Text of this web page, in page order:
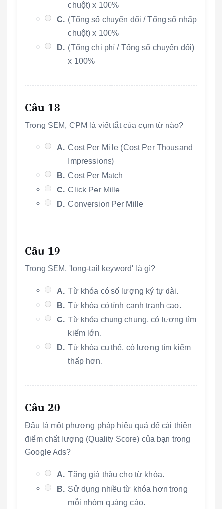
chuột) x 100%
C. (Tổng số chuyển đổi / Tổng số nhấp
chuột) x 100%
D. (Tổng chi phí / Tổng số chuyển đổi)
x 100%
Câu 18
Trong SEM, CPM là viết tắt của cụm từ nào?
A. Cost Per Mille (Cost Per Thousand
Impressions)
B. Cost Per Match
C. Click Per Mille
D. Conversion Per Mille
Câu 19
Trong SEM, 'long-tail keyword' là gì?
A. Từ khóa có số lượng ký tự dài.
B. Từ khóa có tính cạnh tranh cao.
C. Từ khóa chung chung, có lượng tìm
kiếm lớn.
D. Từ khóa cụ thể, có lượng tìm kiếm
thấp hơn.
Câu 20
Đâu là một phương pháp hiệu quả để cải thiện
điểm chất lượng (Quality Score) của bạn trong
Google Ads?
A. Tăng giá thầu cho từ khóa.
B. Sử dụng nhiều từ khóa hơn trong
mỗi nhóm quảng cáo.